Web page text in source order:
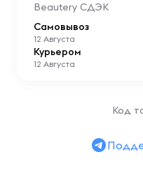
Beautery СДЭК
Самовывоз
12 Августа
Курьером
12 Августа
Код